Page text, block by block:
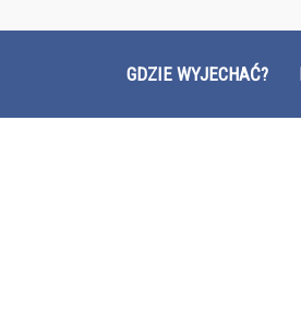
GDZIE WYJECHAĆ?